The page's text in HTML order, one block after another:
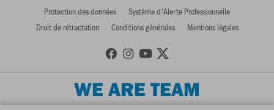
Protection des données
Système d'Alerte Professionnelle
Droit de rétractation
Conditions générales Mentions légales
WE ARE TEAM